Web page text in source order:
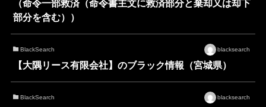
（命令一部救済（命令書主文に救済部分と棄却又は却下
部分を含む））
BlackSearch blacksearch
【大隅リース有限会社】のブラック情報（宮城県）
BlackSearch blacksearch